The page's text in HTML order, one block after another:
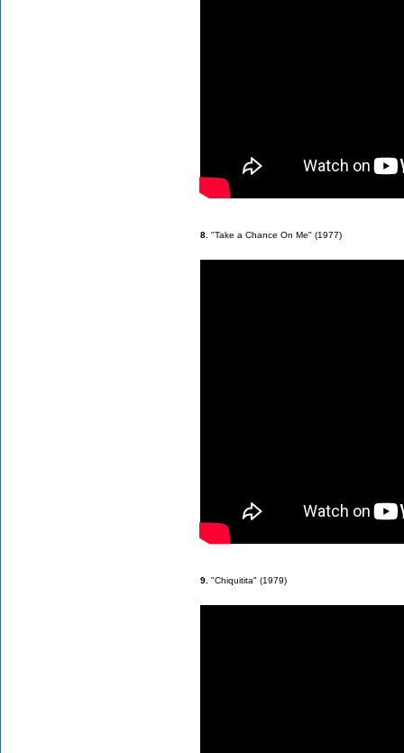
8. "Take a Chance On Me" (1977)
9. "Chiquitita" (1979)